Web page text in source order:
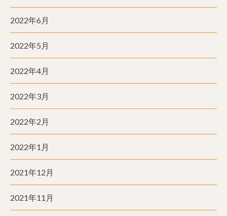
2022年6月
2022年5月
2022年4月
2022年3月
2022年2月
2022年1月
2021年12月
2021年11月